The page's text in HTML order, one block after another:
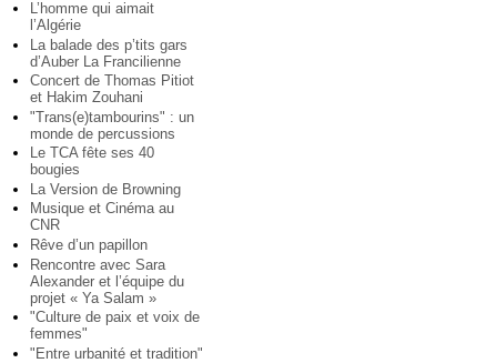
L’homme qui aimait
l’Algérie
La balade des p’tits gars
d’Auber La Francilienne
Concert de Thomas Pitiot
et Hakim Zouhani
"Trans(e)tambourins" : un
monde de percussions
Le TCA fête ses 40
bougies
La Version de Browning
Musique et Cinéma au
CNR
Rêve d’un papillon
Rencontre avec Sara
Alexander et l’équipe du
projet « Ya Salam »
"Culture de paix et voix de
femmes"
"Entre urbanité et tradition"